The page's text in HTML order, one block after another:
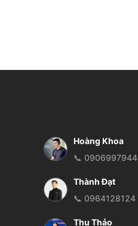
Hoàng Khoa
📞 0906997944
Thành Đạt
📞 0964128124
Thu Thảo